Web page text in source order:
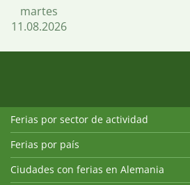
martes
11.08.2026
Ferias por sector de actividad
Ferias por país
Ciudades con ferias en Alemania